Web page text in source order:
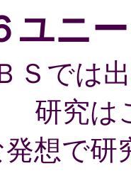
ユニ
Ｓでは
研究は
発想で